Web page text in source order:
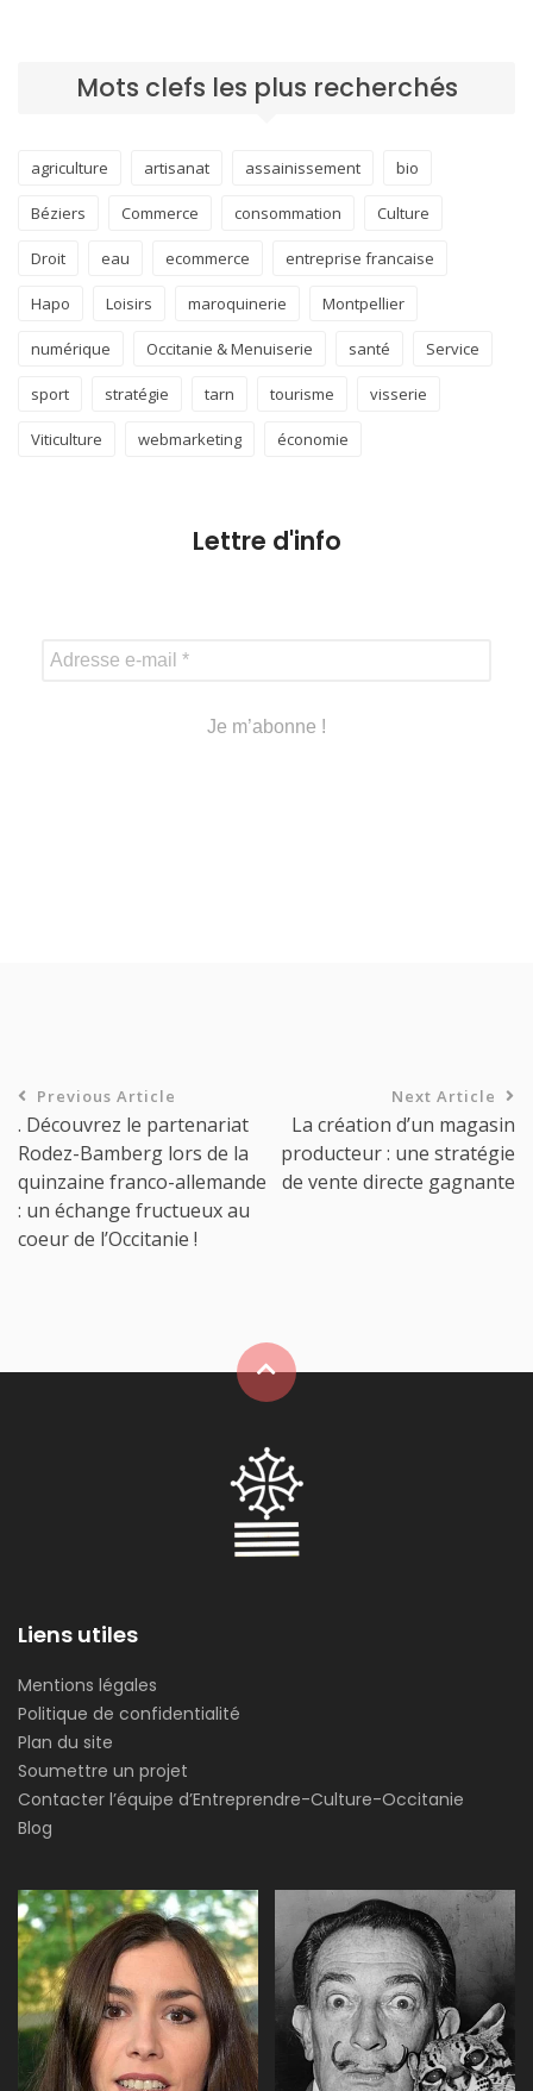
Mots clefs les plus recherchés
agriculture artisanat assainissement bio
Béziers Commerce consommation Culture
Droit eau ecommerce entreprise francaise
Hapo Loisirs maroquinerie Montpellier
numérique Occitanie & Menuiserie santé Service
sport stratégie tarn tourisme visserie
Viticulture webmarketing économie
Lettre d'info
Previous Article
. Découvrez le partenariat
Rodez-Bamberg lors de la
quinzaine franco-allemande
: un échange fructueux au
coeur de l’Occitanie !
Next Article
La création d’un magasin
producteur : une stratégie
de vente directe gagnante
Liens utiles
Mentions légales
Politique de confidentialité
Plan du site
Soumettre un projet
Contacter l’équipe d’Entreprendre-Culture-Occitanie
Blog